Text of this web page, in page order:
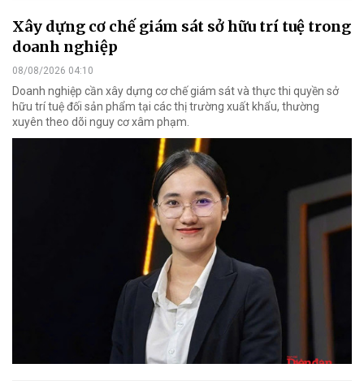
Xây dựng cơ chế giám sát sở hữu trí tuệ trong
doanh nghiệp
08/08/2026 04:10
Doanh nghiệp cần xây dựng cơ chế giám sát và thực thi quyền sở
hữu trí tuệ đối sản phẩm tại các thị trường xuất khẩu, thường
xuyên theo dõi nguy cơ xâm phạm.